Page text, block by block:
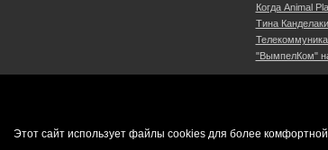
Когда Animal
Тина
"ВымпелКом"
Этот сайт использует файлы cookies для более